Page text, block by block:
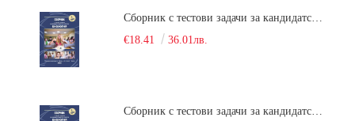
€18.41
36.01лв.